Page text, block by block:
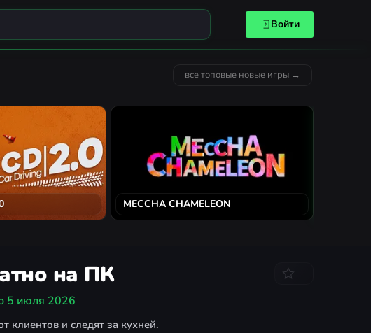
Войти
все топовые новые игры →
MECCHA CHAMELEON
на ПК
5 июля 2026
клиентов и следят за кухней.